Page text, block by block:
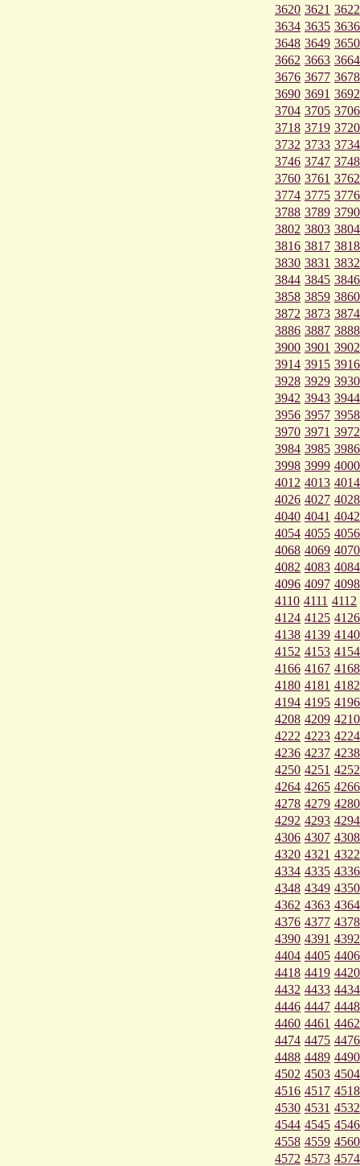
3620 3621 3622
3634 3635 3636
3648 3649 3650
3662 3663 3664
3676 3677 3678
3690 3691 3692
3704 3705 3706
3718 3719 3720
3732 3733 3734
3746 3747 3748
3760 3761 3762
3774 3775 3776
3788 3789 3790
3802 3803 3804
3816 3817 3818
3830 3831 3832
3844 3845 3846
3858 3859 3860
3872 3873 3874
3886 3887 3888
3900 3901 3902
3914 3915 3916
3928 3929 3930
3942 3943 3944
3956 3957 3958
3970 3971 3972
3984 3985 3986
3998 3999 4000
4012 4013 4014
4026 4027 4028
4040 4041 4042
4054 4055 4056
4068 4069 4070
4082 4083 4084
4096 4097 4098
4110 4111 4112
4124 4125 4126
4138 4139 4140
4152 4153 4154
4166 4167 4168
4180 4181 4182
4194 4195 4196
4208 4209 4210
4222 4223 4224
4236 4237 4238
4250 4251 4252
4264 4265 4266
4278 4279 4280
4292 4293 4294
4306 4307 4308
4320 4321 4322
4334 4335 4336
4348 4349 4350
4362 4363 4364
4376 4377 4378
4390 4391 4392
4404 4405 4406
4418 4419 4420
4432 4433 4434
4446 4447 4448
4460 4461 4462
4474 4475 4476
4488 4489 4490
4502 4503 4504
4516 4517 4518
4530 4531 4532
4544 4545 4546
4558 4559 4560
4572 4573 4574